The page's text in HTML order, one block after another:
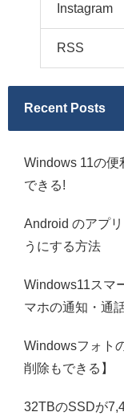
Instagram
RSS
Recent Posts
Windows 11の便
できる!
Android のアプ
うにする方法
Windows11スマ
マホの通知・通
Windowsフォト
削除もできる】
32TBのSSDが